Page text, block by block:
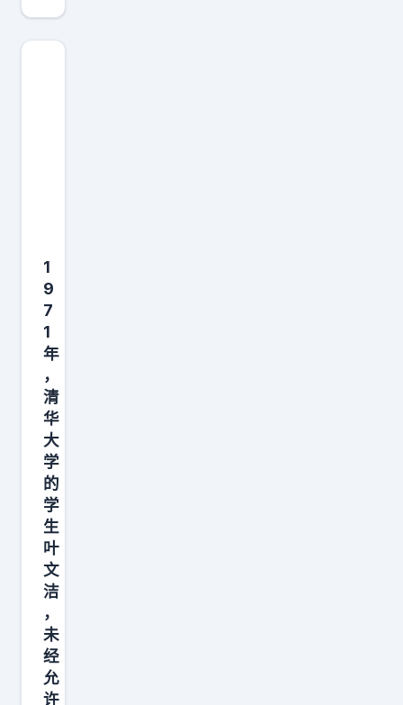
临
探
应
来
了
，
馆
方
有
点
傻
。
[
我
想
静
静
]
沈
1
9
7
1
年
，
清
华
大
学
的
学
生
叶
文
洁
，
未
经
允
许